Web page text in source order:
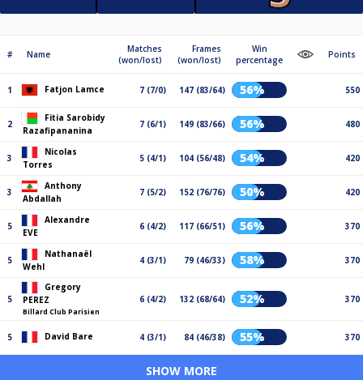
# Name
Matches
(won/lost)
Frames
(won/lost)
Win
percentage
Points
1 Fatjon Lamce 7 (7/0) 147 (83/64) 56% 550
2
Fitia Sarobidy
Razafipananina
7 (6/1) 149 (83/66) 56% 480
3
Nicolas
Torres
5 (4/1) 104 (56/48) 54% 420
3
Anthony
Abdallah
7 (5/2) 152 (76/76) 50% 420
5
Alexandre
EVE
6 (4/2) 117 (66/51) 56% 370
5
Nathanaël
Wehl
4 (3/1) 79 (46/33) 58% 370
5
Gregory
PEREZ
Billard Club Parisien
6 (4/2) 132 (68/64) 52% 370
5 David Bare 4 (3/1) 84 (46/38) 55% 370
SHOW MORE